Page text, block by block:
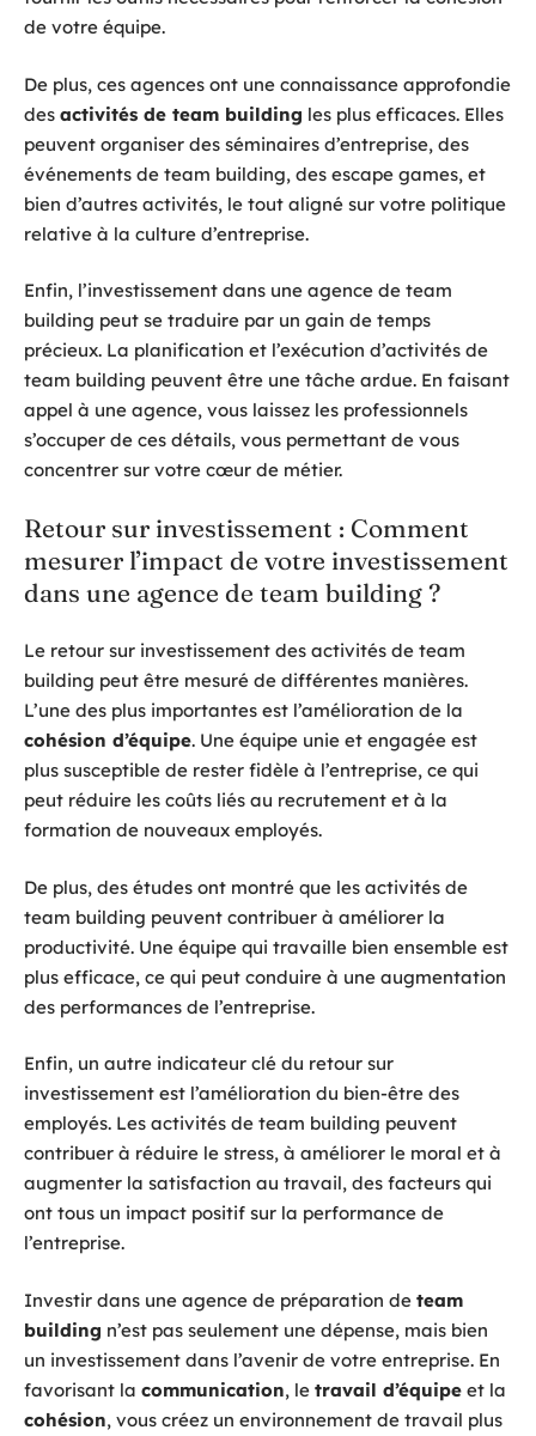
de votre équipe.
De plus, ces agences ont une connaissance approfondie
des activités de team building les plus efficaces. Elles
peuvent organiser des séminaires d’entreprise, des
événements de team building, des escape games, et
bien d’autres activités, le tout aligné sur votre politique
relative à la culture d’entreprise.
Enfin, l’investissement dans une agence de team
building peut se traduire par un gain de temps
précieux. La planification et l’exécution d’activités de
team building peuvent être une tâche ardue. En faisant
appel à une agence, vous laissez les professionnels
s’occuper de ces détails, vous permettant de vous
concentrer sur votre cœur de métier.
Retour sur investissement : Comment
mesurer l’impact de votre investissement
dans une agence de team building ?
Le retour sur investissement des activités de team
building peut être mesuré de différentes manières.
L’une des plus importantes est l’amélioration de la
cohésion d’équipe. Une équipe unie et engagée est
plus susceptible de rester fidèle à l’entreprise, ce qui
peut réduire les coûts liés au recrutement et à la
formation de nouveaux employés.
De plus, des études ont montré que les activités de
team building peuvent contribuer à améliorer la
productivité. Une équipe qui travaille bien ensemble est
plus efficace, ce qui peut conduire à une augmentation
des performances de l’entreprise.
Enfin, un autre indicateur clé du retour sur
investissement est l’amélioration du bien-être des
employés. Les activités de team building peuvent
contribuer à réduire le stress, à améliorer le moral et à
augmenter la satisfaction au travail, des facteurs qui
ont tous un impact positif sur la performance de
l’entreprise.
Investir dans une agence de préparation de team
building n’est pas seulement une dépense, mais bien
un investissement dans l’avenir de votre entreprise. En
favorisant la communication, le travail d’équipe et la
cohésion, vous créez un environnement de travail plus